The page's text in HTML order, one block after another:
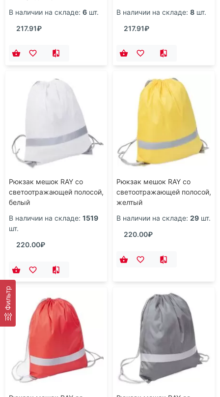
Фильтр
В наличии на складе: 6 шт.
217.91₽
В наличии на складе: 8 шт.
217.91₽
Рюкзак мешок RAY со
светоотражающей полосой,
белый
В наличии на складе: 1519
шт.
220.00₽
Рюкзак мешок RAY со
светоотражающей полосой,
желтый
В наличии на складе: 29 шт.
220.00₽